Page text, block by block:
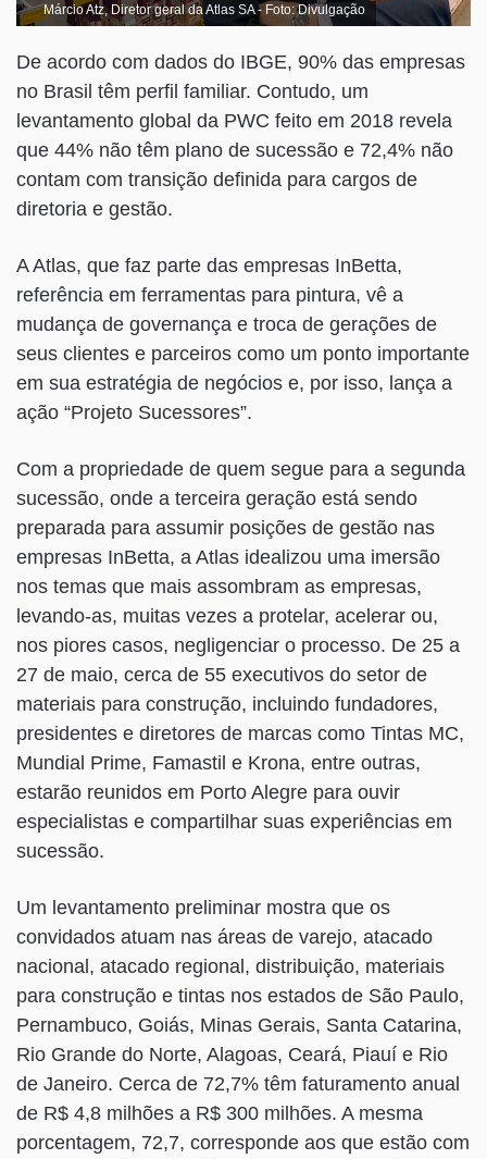
Márcio Atz, Diretor geral da Atlas SA - Foto: Divulgação
De acordo com dados do IBGE, 90% das empresas
no Brasil têm perfil familiar. Contudo, um
levantamento global da PWC feito em 2018 revela
que 44% não têm plano de sucessão e 72,4% não
contam com transição definida para cargos de
diretoria e gestão.
A Atlas, que faz parte das empresas InBetta,
referência em ferramentas para pintura, vê a
mudança de governança e troca de gerações de
seus clientes e parceiros como um ponto importante
em sua estratégia de negócios e, por isso, lança a
ação “Projeto Sucessores”.
Com a propriedade de quem segue para a segunda
sucessão, onde a terceira geração está sendo
preparada para assumir posições de gestão nas
empresas InBetta, a Atlas idealizou uma imersão
nos temas que mais assombram as empresas,
levando-as, muitas vezes a protelar, acelerar ou,
nos piores casos, negligenciar o processo. De 25 a
27 de maio, cerca de 55 executivos do setor de
materiais para construção, incluindo fundadores,
presidentes e diretores de marcas como Tintas MC,
Mundial Prime, Famastil e Krona, entre outras,
estarão reunidos em Porto Alegre para ouvir
especialistas e compartilhar suas experiências em
sucessão.
Um levantamento preliminar mostra que os
convidados atuam nas áreas de varejo, atacado
nacional, atacado regional, distribuição, materiais
para construção e tintas nos estados de São Paulo,
Pernambuco, Goiás, Minas Gerais, Santa Catarina,
Rio Grande do Norte, Alagoas, Ceará, Piauí e Rio
de Janeiro. Cerca de 72,7% têm faturamento anual
de R$ 4,8 milhões a R$ 300 milhões. A mesma
porcentagem, 72,7, corresponde aos que estão com